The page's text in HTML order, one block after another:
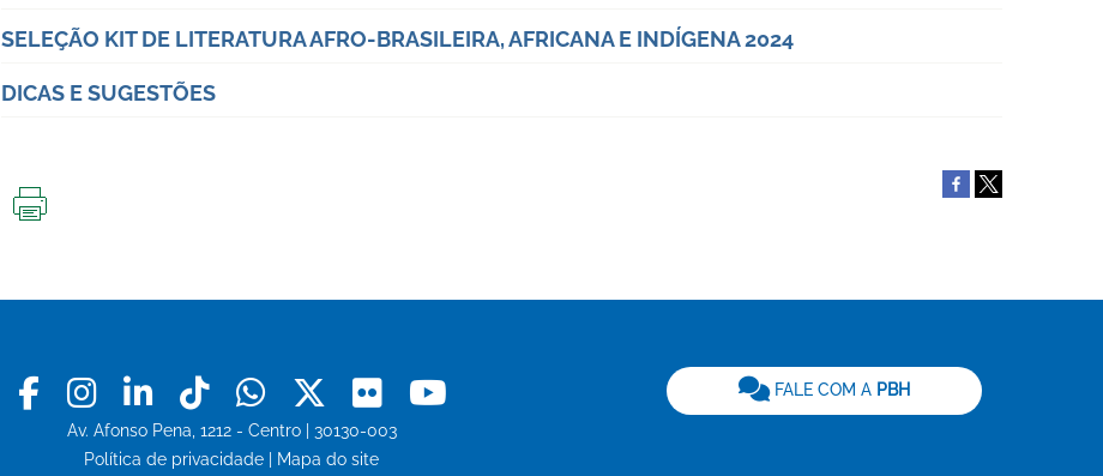
SELEÇÃO KIT DE LITERATURA AFRO-BRASILEIRA, AFRICANA E INDÍGENA 2024
DICAS E SUGESTÕES
Facebook
Instagram
LinkedinTiktokWhatsapp
X Flickr
Av. Afonso Pena, 1212 - Centro | 30130-003
Política de privacidade
Mapa do site
FALE COM A PBH